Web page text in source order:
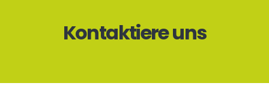
Kontaktiere uns